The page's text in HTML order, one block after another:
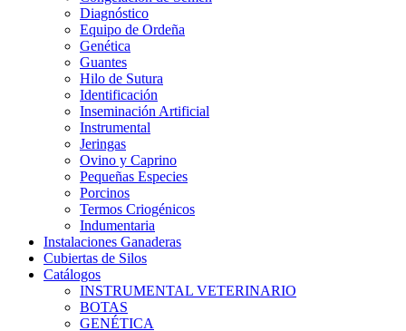
Diagnóstico
Equipo de Ordeña
Genética
Guantes
Hilo de Sutura
Identificación
Inseminación Artificial
Instrumental
Jeringas
Ovino y Caprino
Pequeñas Especies
Porcinos
Termos Criogénicos
Indumentaria
Instalaciones Ganaderas
Cubiertas de Silos
Catálogos
INSTRUMENTAL VETERINARIO
BOTAS
GENÉTICA